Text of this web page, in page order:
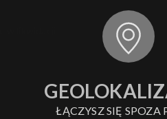
ŁĄCZYSZ SIĘ SPOZA